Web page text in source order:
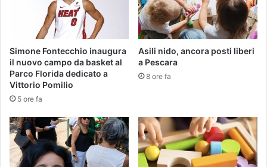
Simone Fontecchio inaugura
il nuovo campo da basket al
Parco Florida dedicato a
Vittorio Pomilio
5 ore fa
Asili nido, ancora posti liberi
a Pescara
8 ore fa